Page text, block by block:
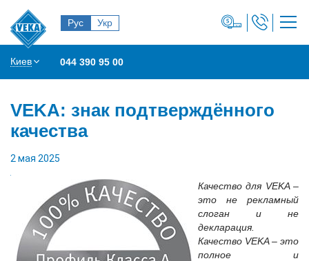
Рус Укр
Киев 044 390 95 00
VEKA: знак подтверждённого
качества
2 мая 2025
Качество для VEKA –
это не рекламный
слоган и не
декларация.
Качество VEKA – это
полное и